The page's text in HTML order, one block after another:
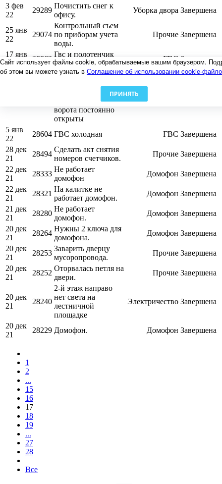
3 фев
22
29289
Почистить снег к
офису.
Уборка двора Завершена
25 янв
22
29074
Контрольный съем
по приборам учета
воды.
Прочие Завершена
17 янв
22
28862
Гвс и полотенчик
холодные.
ГВС Завершена
На воротах не
створка, перестала
двигаться, поэтому
ворота постоянно
открыты
5 янв
22
28604 ГВС холодная ГВС Завершена
28 дек
21
28494
Сделать акт снятия
номеров счетчиков.
Прочие Завершена
22 дек
21
28333
Не работает
домофон
Домофон Завершена
22 дек
21
28321
На калитке не
работает домофон.
Домофон Завершена
21 дек
21
28280
Не работает
домофон.
Домофон Завершена
20 дек
21
28264
Нужны 2 ключа для
домофона.
Домофон Завершена
20 дек
21
28253
Заварить дверцу
мусоропровода.
Прочие Завершена
20 дек
21
28252
Оторвалась петля на
двери.
Прочие Завершена
20 дек
21
28240
2-й этаж направо
нет света на
лестничной
площадке
Электричество Завершена
20 дек
21
28229 Домофон. Домофон Завершена
1
2
...
15
16
17
18
19
...
27
28
Все
Сайт использует файлы cookie, обрабатываемые вашим браузером.
об этом вы можете узнать в Соглашение об использовании cookie-
ПРИНЯТЬ